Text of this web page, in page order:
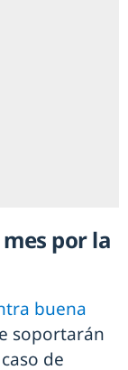
por la
buena
soportarán
de